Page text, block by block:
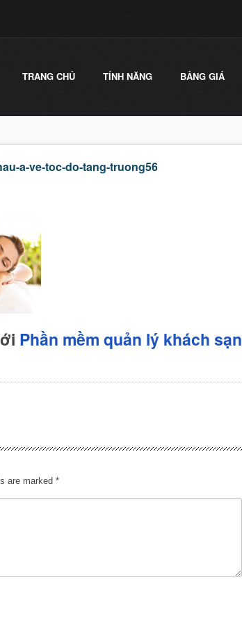
TRANG CHỦ TÍNH NĂNG BẢNG GIÁ
a-ve-toc-do-tang-truong56
Phần mềm quản lý khách sạn
are marked *